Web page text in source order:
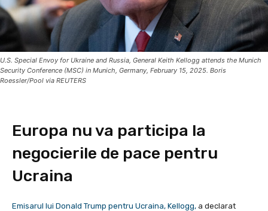
U.S. Special Envoy for Ukraine and Russia, General Keith Kellogg attends the Munich
Security Conference (MSC) in Munich, Germany, February 15, 2025. Boris
Roessler/Pool via REUTERS
Europa nu va participa la
negocierile de pace pentru
Ucraina
Emisarul lui Donald Trump pentru Ucraina, Kellogg, a declarat